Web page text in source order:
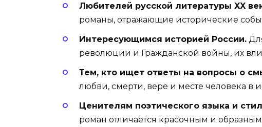
Любителей русской литературы XX
романы, отражающие исторические
Интересующимся историей России.
революции и Гражданской войны, их
Тем, кто ищет ответы на вопросы о
любви, смерти, вере и месте человека в
Ценителям поэтического языка и
роман отличается красочным и